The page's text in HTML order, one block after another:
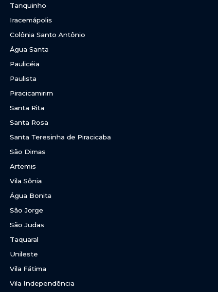
Tanquinho
Iracemápolis
Colônia Santo Antônio
Água Santa
Paulicéia
Paulista
Piracicamirim
Santa Rita
Santa Rosa
Santa Teresinha de Piracicaba
São Dimas
Artemis
Vila Sônia
Água Bonita
São Jorge
São Judas
Taquaral
Unileste
Vila Fátima
Vila Independência